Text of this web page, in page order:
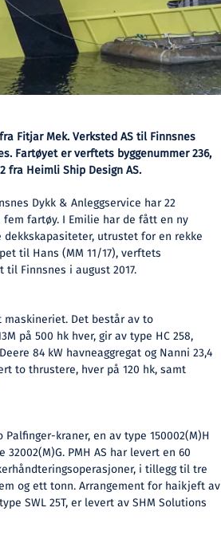
Fitjar Mek. Verksted AS til Finnsnes
Fartøyet er verftets byggenummer 236,
fra Heimli Ship Design AS.
Dykk & Anleggservice har 22
fartøy. I Emilie har de fått en ny
utrustet for en rekke
til Hans (MM 11/17), verftets
til Finnsnes i august 2017.
maskineriet. Det består av to
på 500 hk hver, gir av type HC 258,
84 kW havneaggregat og Nanni 23,4
to thrustere, hver på 120 hk, samt
kraner, en av type 150002(M)H
PMH AS har levert en 60
i tillegg til tre
og ett tonn. Arrangement for haikjeft av
SWL 25T, er levert av SHM Solutions